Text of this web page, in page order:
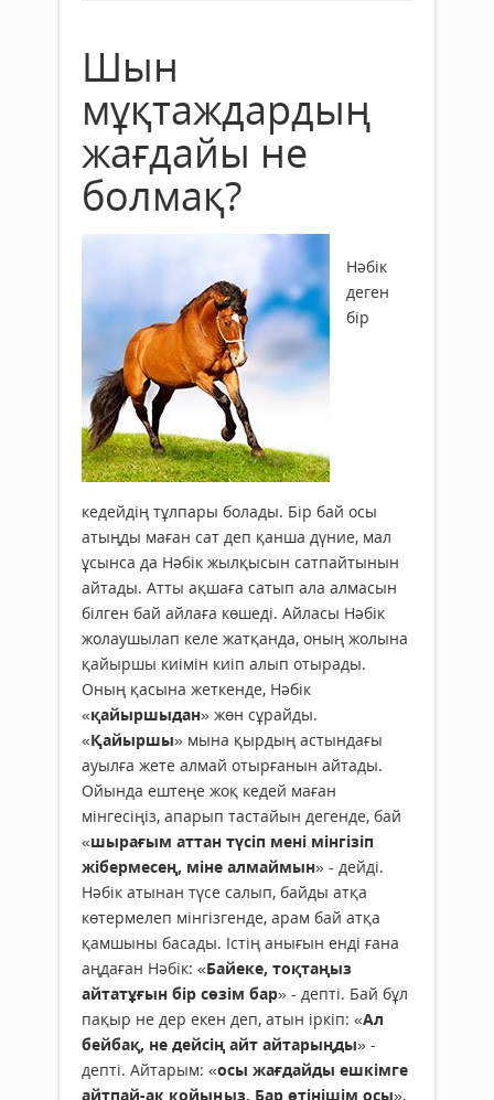
Шын
мұқтаждардың
жағдайы не
болмақ?
Нәбік
деген
бір
кедейдің тұлпары болады. Бір бай осы
атыңды маған сат деп қанша дүние, мал
ұсынса да Нәбік жылқысын сатпайтынын
айтады. Атты ақшаға сатып ала алмасын
білген бай айлаға көшеді. Айласы Нәбік
жолаушылап келе жатқанда, оның жолына
қайыршы киімін киіп алып отырады.
Оның қасына жеткенде, Нәбік
«қайыршыдан» жөн сұрайды.
«Қайыршы» мына қырдың астындағы
ауылға жете алмай отырғанын айтады.
Ойында ештеңе жоқ кедей маған
мінгесіңіз, апарып тастайын дегенде, бай
«шырағым аттан түсіп мені мінгізіп
жібермесең, міне алмаймын» - дейді.
Нәбік атынан түсе салып, байды атқа
көтермелеп мінгізгенде, арам бай атқа
қамшыны басады. Істің анығын енді ғана
аңдаған Нәбік: «Байеке, тоқтаңыз
айтатұғын бір сөзім бар» - депті. Бай бұл
пақыр не дер екен деп, атын іркіп: «Ал
бейбақ, не дейсің айт айтарыңды» -
депті. Айтарым: «осы жағдайды ешкімге
айтпай-ақ қойыңыз. Бар өтінішім осы»,